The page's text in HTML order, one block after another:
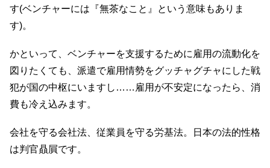
す(ベンチャーには『無茶なこと』という意味もありま
す)。
かといって、ベンチャーを支援するために雇用の流動化を
図りたくても、派遣で雇用情勢をグッチャグチャにした戦
犯が国の中枢にいますし……雇用が不安定になったら、消
費も冷え込みます。
会社を守る会社法、従業員を守る労基法。日本の法的性格
は判官贔屓です。